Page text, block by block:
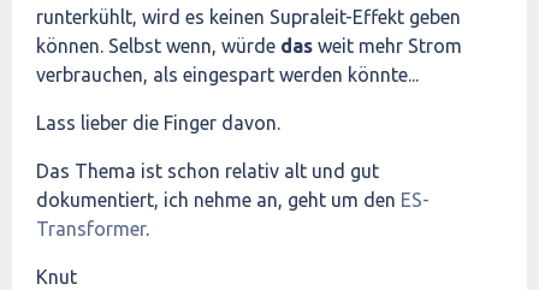
runterkühlt, wird es keinen Supraleit-Effekt geben
können. Selbst wenn, würde das weit mehr Strom
verbrauchen, als eingespart werden könnte...
Lass lieber die Finger davon.
Das Thema ist schon relativ alt und gut
dokumentiert, ich nehme an, geht um den ES-
Transformer.
Knut